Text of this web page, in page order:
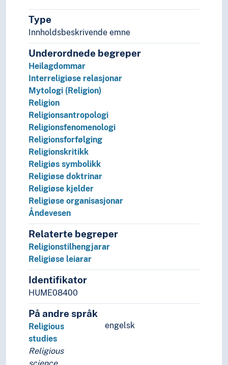
Type
Innholdsbeskrivende emne
Underordnede begreper
Heilagdommar
Interreligiøse relasjonar
Mytologi (Religion)
Religion
Religionsantropologi
Religionsfenomenologi
Religionsforfølging
Religionskritikk
Religiøs symbolikk
Religiøse doktrinar
Religiøse kjelder
Religiøse organisasjonar
Åndevesen
Relaterte begreper
Religionstilhengjarar
Religiøse leiarar
Identifikator
HUME08400
På andre språk
engelsk
Religious
studies
Religious